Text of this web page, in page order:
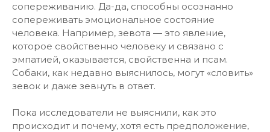
сопереживанию. Да-да, способны осознанно
сопереживать эмоциональное состояние
человека. Например, зевота — это явление,
которое свойственно человеку и связано с
эмпатией, оказывается, свойственна и псам.
Собаки, как недавно выяснилось, могут «словить»
зевок и даже зевнуть в ответ.
Пока исследователи не выяснили, как это
происходит и почему, хотя есть предположение,